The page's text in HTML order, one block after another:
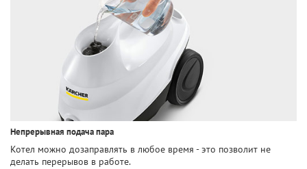
Непрерывная подача пара
Котел можно дозаправлять в любое время - это позволит не
делать перерывов в работе.